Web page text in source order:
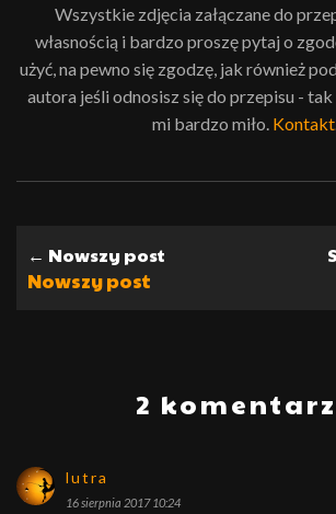
Wszystkie zdjęcia załączane do
własnością i bardzo proszę pytaj o
użyć, na pewno się zgodzę, jak również
autora jeśli odnosisz się do przepisu -
mi bardzo miło. Kontakt
← Nowszy post
Nowszy post
2
lutra
16 sierpnia 2017 10:24